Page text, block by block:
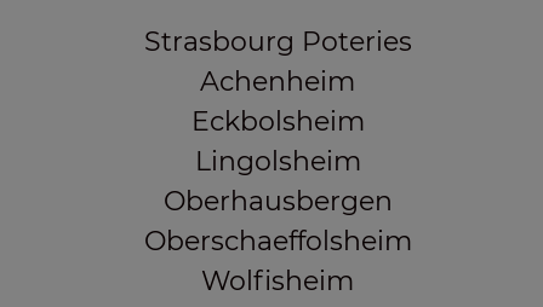
Strasbourg Poteries
Achenheim
Eckbolsheim
Lingolsheim
Oberhausbergen
Oberschaeffolsheim
Wolfisheim